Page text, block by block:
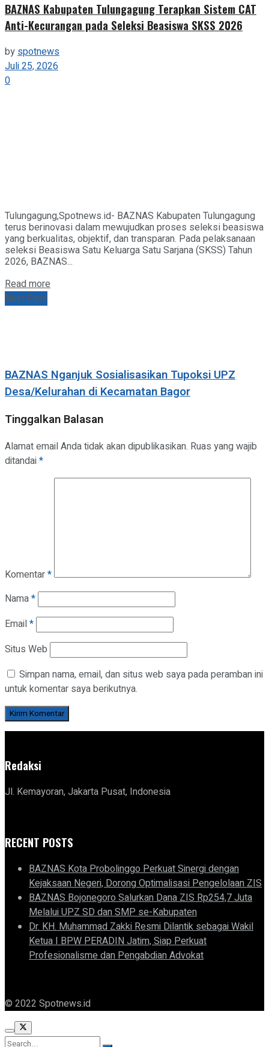
BAZNAS Kabupaten Tulungagung Terapkan Sistem CAT
Anti-Kecurangan pada Seleksi Beasiswa SKSS 2026
byspotnews
Juli 25, 2026
0
Tulungagung,Spotnews.id- BAZNAS Kabupaten Tulungagung
terus berinovasi dalam mewujudkan proses seleksi beasiswa
yang berkualitas, objektif, dan transparan. Pada pelaksanaan
seleksi Beasiswa Satu Keluarga Satu Sarjana (SKSS) Tahun
2026, BAZNAS...
Read more
Next Post
BAZNAS Nganjuk Sosialisasikan Tupoksi UPZ
Desa/Kelurahan di Kecamatan Bagor
Tinggalkan Balasan
Alamat email Anda tidak akan dipublikasikan. Ruas yang wajib
ditandai*
Komentar*
Nama*
Email*
Situs Web
Simpan nama, email, dan situs web saya pada peramban ini
untuk komentar saya berikutnya.
Redaksi
Jl. Kemayoran, Jakarta Pusat, Indonesia
RECENT POSTS
BAZNAS Kota Probolinggo Perkuat Sinergi dengan
Kejaksaan Negeri, Dorong Optimalisasi Pengelolaan ZIS
BAZNAS Bojonegoro Salurkan Dana ZIS Rp254,7 Juta
Melalui UPZ SD dan SMP se-Kabupaten
Dr. KH. Muhammad Zakki Resmi Dilantik sebagai Wakil
Ketua I BPW PERADIN Jatim, Siap Perkuat
Profesionalisme dan Pengabdian Advokat
© 2022 Spotnews.id